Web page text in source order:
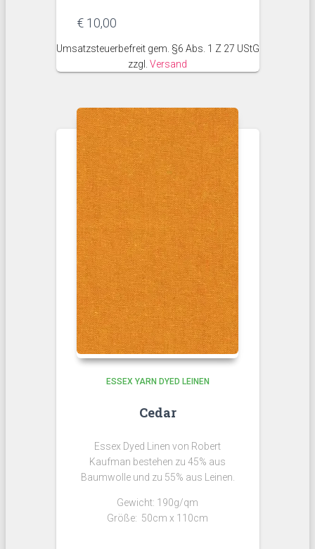
€ 10,00
Umsatzsteuerbefreit gem. §6 Abs. 1 Z 27 UStG
zzgl. Versand
ESSEX YARN DYED LEINEN
Cedar
Essex Dyed Linen von Robert
Kaufman bestehen zu 45% aus
Baumwolle und zu 55% aus Leinen.
Gewicht: 190g/qm
Größe: 50cm x 110cm